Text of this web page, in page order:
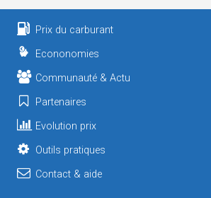
Prix du carburant
Econonomies
Communauté & Actu
Partenaires
Evolution prix
Outils pratiques
Contact & aide